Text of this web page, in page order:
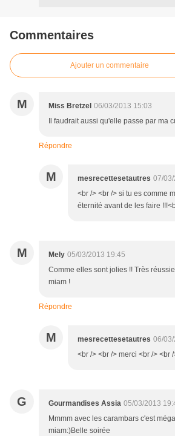
Commentaires
Ajouter un commentaire
M Miss Bretzel 06/03/2013 15:03
Il faudrait aussi qu'elle passe par ma
Répondre
M mesrecettesetautres 07/
<br /> <br /> si tu es comme
éternité avant de les faire
M Mely 05/03/2013 19:45
Comme elles sont jolies !! Très
miam !
Répondre
M mesrecettesetautres 06/
<br /> <br /> merci <br /> <br
G Gourmandises Assia 05/03/2013
Mmmm avec les carambars c'est
miam:)Belle soirée